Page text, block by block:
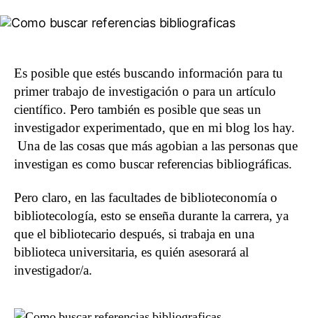
Referencias
un
Artículo
Es posible que estés buscando información para tu
primer trabajo de investigación o para un artículo
científico. Pero también es posible que seas un
investigador experimentado, que en mi blog los hay.
Una de las cosas que más agobian a las personas que
investigan es como buscar referencias bibliográficas.
Pero claro, en las facultades de biblioteconomía o
bibliotecología, esto se enseña durante la carrera, ya
que el bibliotecario después, si trabaja en una
biblioteca universitaria, es quién asesorará al
investigador/a.